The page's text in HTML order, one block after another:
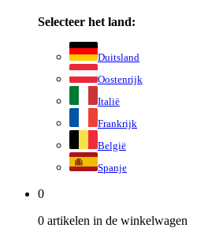
Selecteer het land:
Duitsland
Oostenrijk
Italië
Frankrijk
België
Spanje
0
0 artikelen in de winkelwagen